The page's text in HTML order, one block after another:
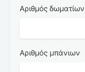
Αριθμός δωματίων
Αριθμός μπάνιων